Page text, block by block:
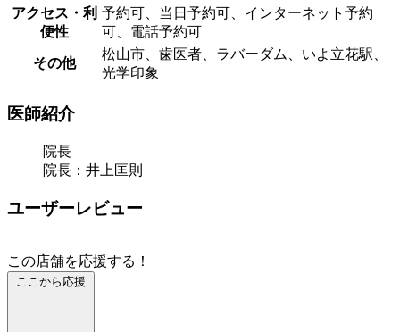
アクセス・利
便性
予約可、当日予約可、インターネット予約
可、電話予約可
その他
松山市、歯医者、ラバーダム、いよ立花駅、
光学印象
医師紹介
院長
院長：井上匡則
ユーザーレビュー
この店舗を応援する！
ここから応援